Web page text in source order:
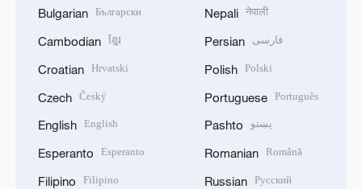
Bulgarian Български
Cambodian ខ្មែរ
Croatian Hrvatski
Czech Český
English English
Esperanto Esperanto
Filipino Filipino
Nepali नेपाली
Persian فارسی
Polish Polski
Portuguese Português
Pashto پښتو
Romanian Română
Russian Русский